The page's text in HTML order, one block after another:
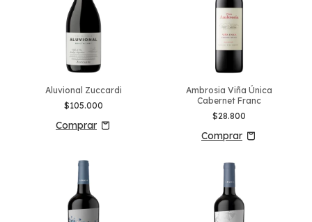
Aluvional Zuccardi
$105.000
Ambrosia Viña Única
Cabernet Franc
$28.800